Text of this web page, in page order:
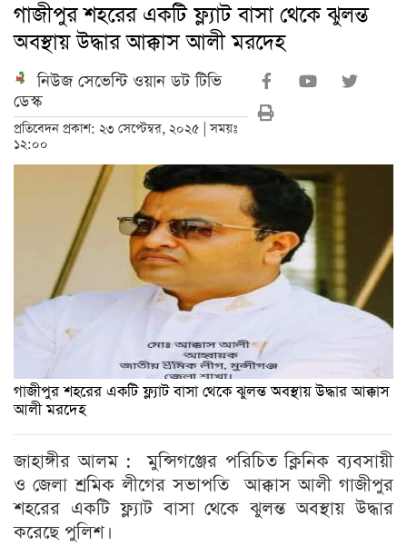
গাজীপুর শহরের একটি ফ্ল্যাট বাসা থেকে ঝুলন্ত
অবস্থায় উদ্ধার আক্কাস আলী মরদেহ
নিউজ সেভেন্টি ওয়ান ডট টিভি
ডেস্ক
প্রতিবেদন প্রকাশ: ২৩ সেপ্টেম্বর, ২০২৫ | সময়ঃ
১২:০০
গাজীপুর শহরের একটি ফ্ল্যাট বাসা থেকে ঝুলন্ত অবস্থায় উদ্ধার আক্কাস
আলী মরদেহ
জাহাঙ্গীর আলম : মুন্সিগঞ্জের পরিচিত ক্লিনিক ব্যবসায়ী
ও জেলা শ্রমিক লীগের সভাপতি আক্কাস আলী গাজীপুর
শহরের একটি ফ্ল্যাট বাসা থেকে ঝুলন্ত অবস্থায় উদ্ধার
করেছে পুলিশ।